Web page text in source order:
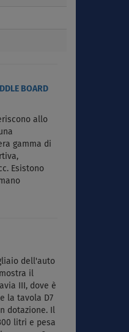
BOARD
allo
gamma di
Esistono
dell'auto
il
III, dove è
la tavola D7
dotazione. Il
litri e pesa